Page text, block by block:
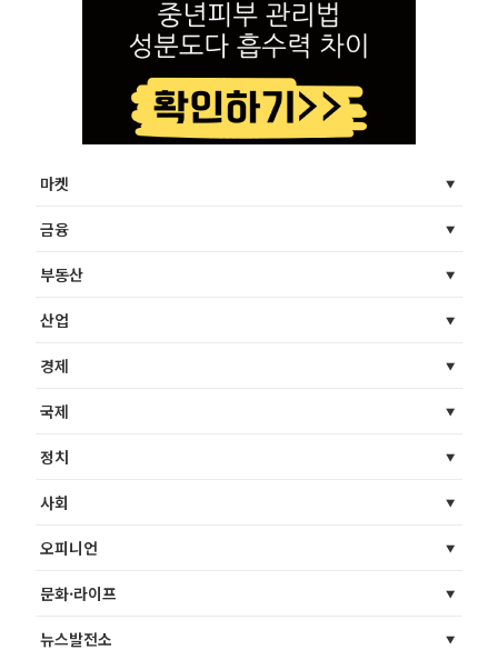
마켓
금융
부동산
산업
경제
국제
정치
사회
오피니언
문화·라이프
뉴스발전소